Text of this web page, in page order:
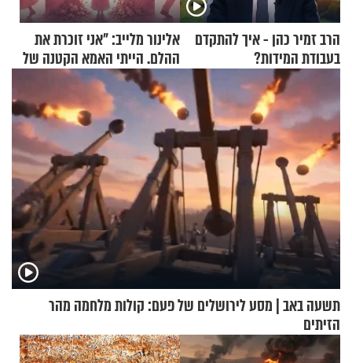
הרב זמיר כהן - איך להתקדם
בעבודת המידות?
אלינור מלייב: "אני זוכרת את
ההלם. הייתי האמא הקטנה של
הבית"
תשעה באב | מסע לירושלים של פעם: קולות מלחמה מהר
הזיתים